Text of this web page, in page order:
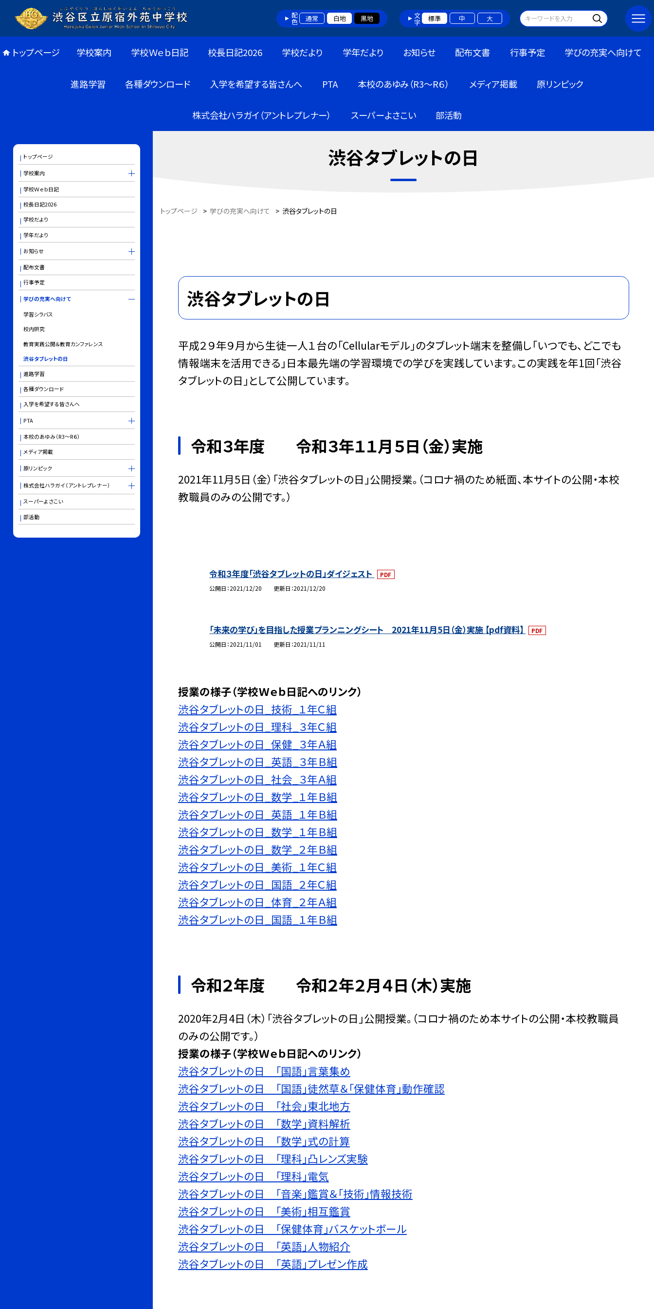
配色 通常 白地 黒地 文字 標準 中 大
トップページ 学校案内 学校Ｗｅｂ日記 校長日記2026 学校だより 学年だより お知らせ 配布文書 行事予定 学びの充実へ向けて
進路学習 各種ダウンロード 入学を希望する皆さんへ PTA 本校のあゆみ（R3～R６） メディア掲載 原リンピック
株式会社ハラガイ（アントレプレナー） スーパーよさこい 部活動
渋谷タブレットの日
トップページ > 学びの充実へ向けて > 渋谷タブレットの日
渋谷タブレットの日
平成２９年９月から生徒一人１台の「Cellularモデル」のタブレット端末を整備し「いつでも、どこでも
情報端末を活用できる」日本最先端の学習環境での学びを実践しています。この実践を年1回「渋谷
タブレットの日」として公開しています。
令和３年度 令和３年１１月５日（金）実施
2021年11月5日（金）「渋谷タブレットの日」公開授業。（コロナ禍のため紙面、本サイトの公開・本校
教職員のみの公開です。）
令和３年度「渋谷タブレットの日」ダイジェスト
PDF
公開日 2021/12/20 更新日 2021/12/20
「未来の学び」を目指した授業プランニングシート 2021年11月5日（金）実施 【pdf資料】
PDF
公開日 2021/11/01 更新日 2021/11/11
授業の様子（学校Ｗｅｂ日記へのリンク）
渋谷タブレットの日_技術_１年Ｃ組
渋谷タブレットの日_理科_３年Ｃ組
渋谷タブレットの日_保健_３年Ａ組
渋谷タブレットの日_英語_３年Ｂ組
渋谷タブレットの日_社会_３年Ａ組
渋谷タブレットの日_数学_１年Ｂ組
渋谷タブレットの日_英語_１年Ｂ組
渋谷タブレットの日_数学_１年Ｂ組
渋谷タブレットの日_数学_２年Ｂ組
渋谷タブレットの日_美術_１年Ｃ組
渋谷タブレットの日_国語_２年Ｃ組
渋谷タブレットの日_体育_２年Ａ組
渋谷タブレットの日_国語_１年Ｂ組
令和２年度 令和２年２月４日（木）実施
2020年2月4日（木）「渋谷タブレットの日」公開授業。（コロナ禍のため本サイトの公開・本校教職員
のみの公開です。）
授業の様子（学校Ｗｅｂ日記へのリンク）
渋谷タブレットの日＿「国語」言葉集め
渋谷タブレットの日＿「国語」徒然草＆「保健体育」動作確認
渋谷タブレットの日＿「社会」東北地方
渋谷タブレットの日＿「数学」資料解析
渋谷タブレットの日＿「数学」式の計算
渋谷タブレットの日＿「理科」凸レンズ実験
渋谷タブレットの日＿「理科」電気
渋谷タブレットの日＿「音楽」鑑賞＆「技術」情報技術
渋谷タブレットの日＿「美術」相互鑑賞
渋谷タブレットの日＿「保健体育」バスケットボール
渋谷タブレットの日＿「英語」人物紹介
渋谷タブレットの日＿「英語」プレゼン作成
トップページ
学校案内
学校Ｗｅｂ日記
校長日記2026
学校だより
学年だより
お知らせ
配布文書
行事予定
学びの充実へ向けて
学習シラバス
校内研究
教育実践公開＆教育カンファレンス
渋谷タブレットの日
進路学習
各種ダウンロード
入学を希望する皆さんへ
PTA
本校のあゆみ（R3～R６）
メディア掲載
原リンピック
株式会社ハラガイ（アントレプレナー）
スーパーよさこい
部活動